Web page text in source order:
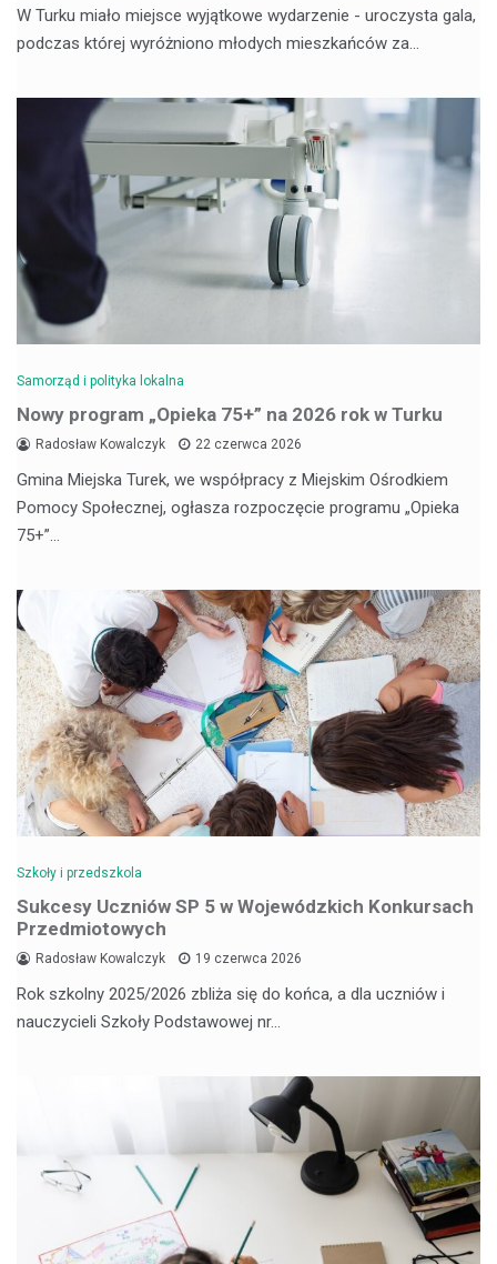
W Turku miało miejsce wyjątkowe wydarzenie - uroczysta gala,
podczas której wyróżniono młodych mieszkańców za…
Samorząd i polityka lokalna
Nowy program „Opieka 75+” na 2026 rok w Turku
Radosław Kowalczyk 22 czerwca 2026
Gmina Miejska Turek, we współpracy z Miejskim Ośrodkiem
Pomocy Społecznej, ogłasza rozpoczęcie programu „Opieka
75+”…
Szkoły i przedszkola
Sukcesy Uczniów SP 5 w Wojewódzkich Konkursach
Przedmiotowych
Radosław Kowalczyk 19 czerwca 2026
Rok szkolny 2025/2026 zbliża się do końca, a dla uczniów i
nauczycieli Szkoły Podstawowej nr…